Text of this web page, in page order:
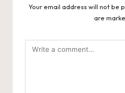
Your email address will not be
are